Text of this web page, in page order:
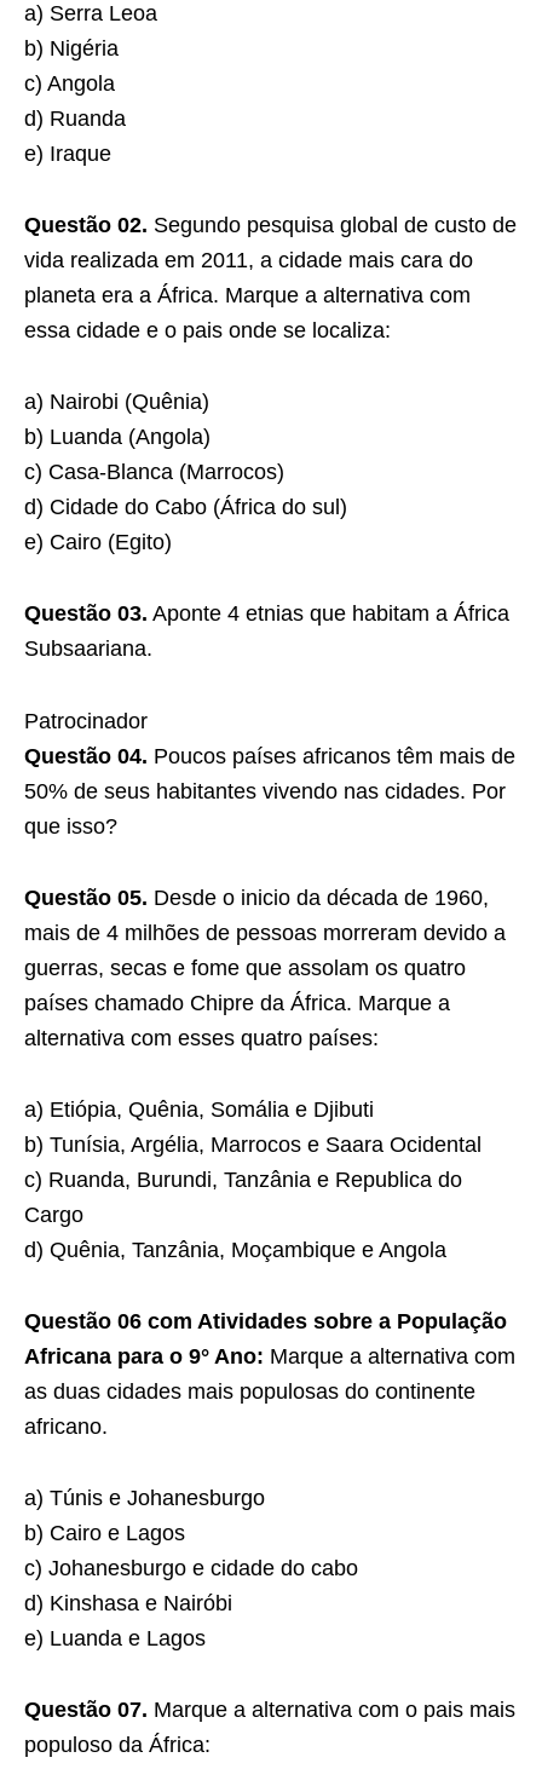
a) Serra Leoa
b) Nigéria
c) Angola
d) Ruanda
e) Iraque
Questão 02. Segundo pesquisa global de custo de
vida realizada em 2011, a cidade mais cara do
planeta era a África. Marque a alternativa com
essa cidade e o pais onde se localiza:
a) Nairobi (Quênia)
b) Luanda (Angola)
c) Casa-Blanca (Marrocos)
d) Cidade do Cabo (África do sul)
e) Cairo (Egito)
Questão 03. Aponte 4 etnias que habitam a África
Subsaariana.
Patrocinador
Questão 04. Poucos países africanos têm mais de
50% de seus habitantes vivendo nas cidades. Por
que isso?
Questão 05. Desde o inicio da década de 1960,
mais de 4 milhões de pessoas morreram devido a
guerras, secas e fome que assolam os quatro
países chamado Chipre da África. Marque a
alternativa com esses quatro países:
a) Etiópia, Quênia, Somália e Djibuti
b) Tunísia, Argélia, Marrocos e Saara Ocidental
c) Ruanda, Burundi, Tanzânia e Republica do
Cargo
d) Quênia, Tanzânia, Moçambique e Angola
Questão 06 com Atividades sobre a População
Africana para o 9° Ano: Marque a alternativa com
as duas cidades mais populosas do continente
africano.
a) Túnis e Johanesburgo
b) Cairo e Lagos
c) Johanesburgo e cidade do cabo
d) Kinshasa e Nairóbi
e) Luanda e Lagos
Questão 07. Marque a alternativa com o pais mais
populoso da África: